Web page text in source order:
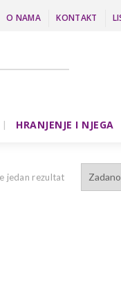
O NAMA KONTAKT
HRANJENJE I NJEGA
jedan rezultat